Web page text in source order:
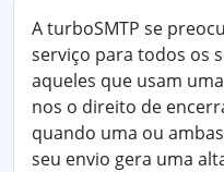
A turboSMTP se
serviço para todos os
aqueles que usam
nos o direito de
quando uma ou
seu envio gera uma